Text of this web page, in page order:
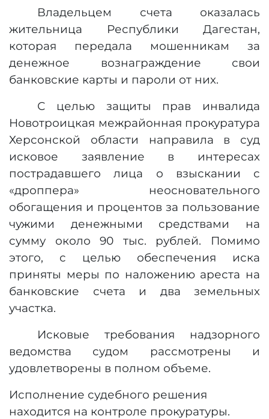
Владельцем счета оказалась
жительница Республики Дагестан,
которая передала мошенникам за
денежное вознаграждение свои
банковские карты и пароли от них.
С целью защиты прав инвалида
Новотроицкая межрайонная прокуратура
Херсонской области направила в суд
исковое заявление в интересах
пострадавшего лица о взыскании с
«дроппера» неосновательного
обогащения и процентов за пользование
чужими денежными средствами на
сумму около 90 тыс. рублей. Помимо
этого, с целью обеспечения иска
приняты меры по наложению ареста на
банковские счета и два земельных
участка.
Исковые требования надзорного
ведомства судом рассмотрены и
удовлетворены в полном объеме.
Исполнение судебного решения
находится на контроле прокуратуры.